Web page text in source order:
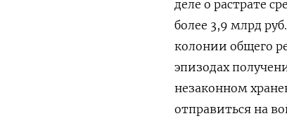
деле о растрате
более 3,9 млрд
колонии общего
эпизодах
незаконном
отправиться на